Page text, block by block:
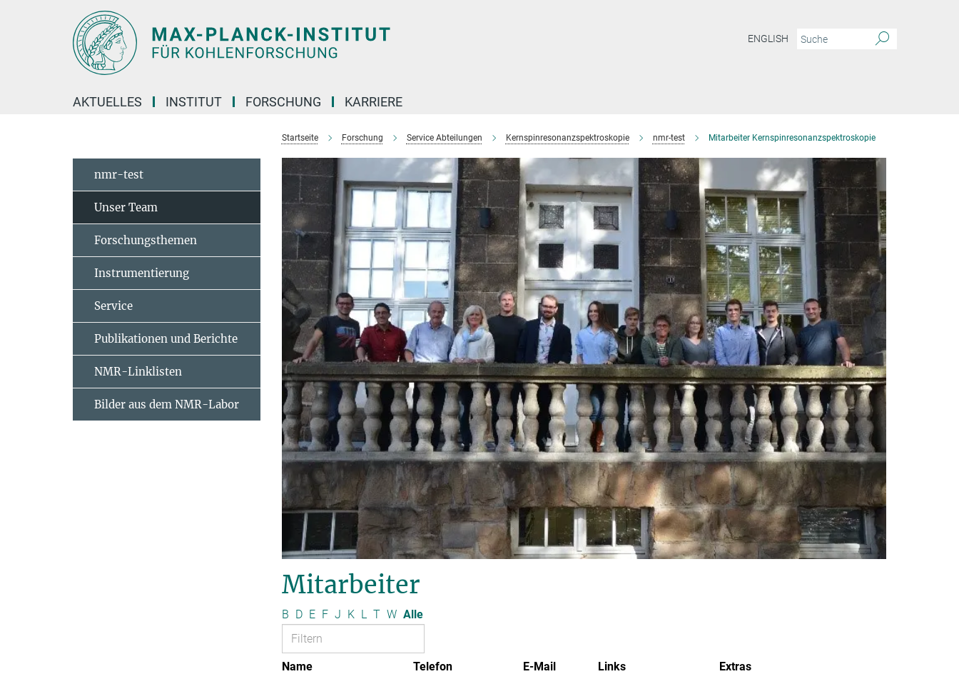
ENGLISH
AKTUELLES INSTITUT FORSCHUNG KARRIERE
Startseite Forschung Service Abteilungen Kernspinresonanzspektroskopie nmr-test Mitarbeiter Kernspinresonanzspektroskopie
Mitarbeiter
B D E F J K L T W Alle
Name Telefon E-Mail Links
Extras
nmr-test
Unser Team
Forschungsthemen
Instrumentierung
Service
Publikationen und Berichte
NMR-Linklisten
Bilder aus dem NMR-Labor